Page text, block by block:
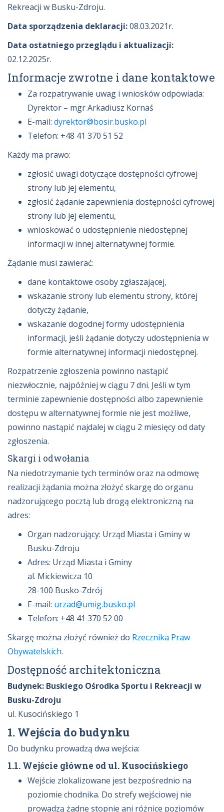
Rekreacji w Busku-Zdroju.
Data sporządzenia deklaracji:08.03.2021r.
Data ostatniego przeglądu i aktualizacji:
02.12.2025r.
Informacje zwrotne i dane kontaktowe
Za rozpatrywanie uwag i wniosków odpowiada:
Dyrektor – mgr Arkadiusz Kornaś
E-mail: dyrektor@bosir.busko.pl
Telefon: +48 41 370 51 52
Każdy ma prawo:
zgłosić uwagi dotyczące dostępności cyfrowej
strony lub jej elementu,
zgłosić żądanie zapewnienia dostępności cyfrowej
strony lub jej elementu,
wnioskować o udostępnienie niedostępnej
informacji w innej alternatywnej formie.
Żądanie musi zawierać:
dane kontaktowe osoby zgłaszającej,
wskazanie strony lub elementu strony, której
dotyczy żądanie,
wskazanie dogodnej formy udostępnienia
informacji, jeśli żądanie dotyczy udostępnienia w
formie alternatywnej informacji niedostępnej.
Rozpatrzenie zgłoszenia powinno nastąpić
niezwłocznie, najpóźniej w ciągu 7 dni. Jeśli w tym
terminie zapewnienie dostępności albo zapewnienie
dostępu w alternatywnej formie nie jest możliwe,
powinno nastąpić najdalej w ciągu 2 miesięcy od daty
zgłoszenia.
Skargi i odwołania
Na niedotrzymanie tych terminów oraz na odmowę
realizacji żądania można złożyć skargę do organu
nadzorującego pocztą lub drogą elektroniczną na
adres:
Organ nadzorujący: Urząd Miasta i Gminy w
Busku-Zdroju
Adres: Urząd Miasta i Gminy
al. Mickiewicza 10
28-100 Busko-Zdrój
E-mail: urzad@umig.busko.pl
Telefon: +48 41 370 52 00
Skargę można złożyć również do Rzecznika Praw
Obywatelskich.
Dostępność architektoniczna
Budynek: Buskiego Ośrodka Sportu i Rekreacji w
Busku-Zdroju
ul. Kusocińskiego 1
1. Wejścia do budynku
Do budynku prowadzą dwa wejścia:
1.1. Wejście główne od ul. Kusocińskiego
Wejście zlokalizowane jest bezpośrednio na
poziomie chodnika. Do strefy wejściowej nie
prowadzą żadne stopnie ani różnice poziomów